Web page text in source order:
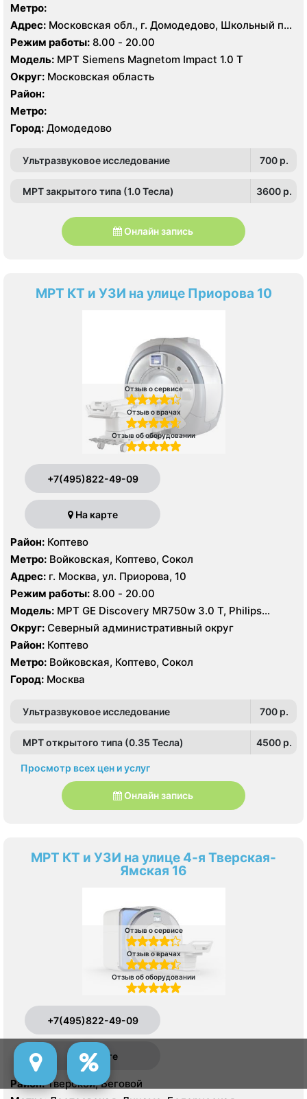
Метро:
Адрес: Московская обл., г. Домодедово, Школьный пр.,
1
Режим работы:
8.00 - 20.00
Модель: МРТ Siemens Magnetom Impact 1.0 Т
Округ: Московская область
Район:
Метро:
Город: Домодедово
Ультразвуковое исследование 700 p.
МРТ закрытого типа (1.0 Тесла) 3600 p.
Онлайн запись
МРТ КТ и УЗИ на улице Приорова 10
Отзыв о сервисе
Отзыв о врачах
Отзыв об оборудовании
+7(495)822-49-09
На карте
Район: Коптево
Метро: Войковская, Коптево, Сокол
Адрес: г. Москва, ул. Приорова, 10
Режим работы: 8.00 - 20.00
Модель: МРТ GE Discovery MR750w 3.0 T, Philips
Ingenia 1.5 Т, GE Signa Ovation HDx 0.35T, КТ Philips
Ingenuity Elite 128 срезов, GE LightSpeed 64 среза,
Siemens SOMATOM Emotion 16 срезов
Округ: Северный административный округ
Район: Коптево
Метро: Войковская, Коптево, Сокол
Город: Москва
Ультразвуковое исследование 700 p.
МРТ открытого типа (0.35 Тесла) 4500 p.
Просмотр всех цен и услуг
Онлайн запись
МРТ КТ и УЗИ на улице 4-я Тверская-
Ямская 16
Отзыв о сервисе
Отзыв о врачах
Отзыв об оборудовании
+7(495)822-49-09
На карте
Район:Тверской, Беговой